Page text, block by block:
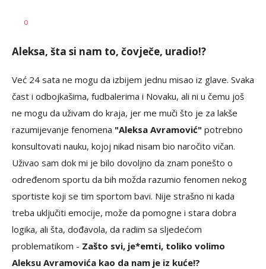
AUTOR
0
Aleksa, šta si nam to, čovječe, uradio!?
Već 24 sata ne mogu da izbijem jednu misao iz glave. Svaka
čast i odbojkašima, fudbalerima i Novaku, ali ni u čemu još
ne mogu da uživam do kraja, jer me muči što je za lakše
razumijevanje fenomena "Aleksa Avramović" potrebno
konsultovati nauku, kojoj nikad nisam bio naročito vičan.
Uživao sam dok mi je bilo dovoljno da znam ponešto o
određenom sportu da bih možda razumio fenomen nekog
sportiste koji se tim sportom bavi. Nije strašno ni kada
treba uključiti emocije, može da pomogne i stara dobra
logika, ali šta, dođavola, da radim sa sljedećom
problematikom - Zašto svi, je*emti, toliko volimo
Aleksu Avramovića kao da nam je iz kuće!?